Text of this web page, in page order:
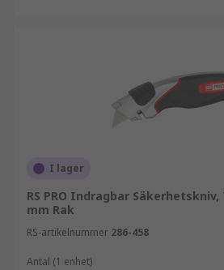
I lager
RS PRO Indragbar
mm Rak
RS-artikelnummer 286-458
Antal (1 enhet)